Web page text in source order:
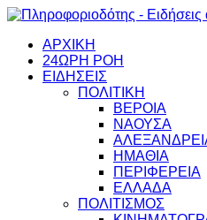
ΑΡΧΙΚΗ
24ΩΡΗ ΡΟΗ
ΕΙΔΗΣΕΙΣ
ΠΟΛΙΤΙΚΗ
ΒΕΡΟΙΑ
ΝΑΟΥΣΑ
ΗΜΑΘΙΑ
ΠΕΡΙΦΕΡΕΙΑ
ΕΛΛΑΔΑ
ΠΟΛΙΤΙΣΜΟΣ